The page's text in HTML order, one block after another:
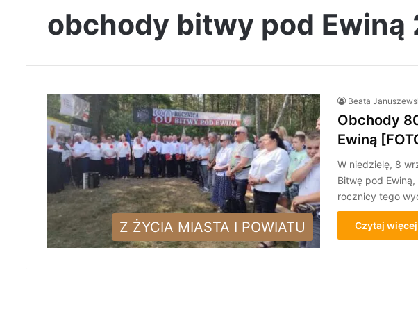
obchody bitwy pod Ewiną
Z ŻYCIA MIASTA I POWIATU
Beata
Obchody
Ewiną
W niedzielę, 8
Bitwę pod
rocznicy tego
Czytaj